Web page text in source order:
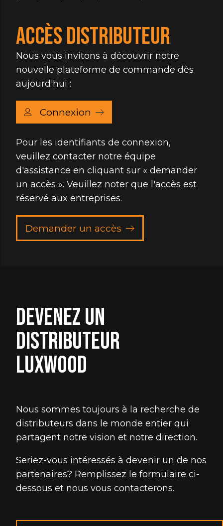
ACCÈS DISTRIBUTEUR
Nous vous invitons à découvrir notre
nouvelle plateforme de commande dès
aujourd'hui :
Connexion
Pour les identifiants de connexion,
veuillez contacter notre équipe
d'assistance en cliquant sur « demander
un accès ». Veuillez noter que l'accès est
réservé aux entreprises.
Demander un accès
Devenez un
distributeur
Luxwood
Nous sommes toujours à la recherche de
distributeurs dans le monde entier qui
partagent notre vision et notre direction.
Seriez-vous intéressés à devenir un de nos
partenaires? Remplissez le formulaire ci-
dessous et nous vous contacterons.